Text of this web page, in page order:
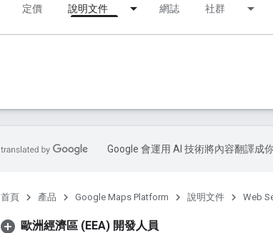
定價 說明文件 網誌 社群
Google 會運用 AI 技術將內容翻譯成
首頁 產品 Google Maps Platform 說明文件 Web
歐洲經濟區 (EEA) 開發人員